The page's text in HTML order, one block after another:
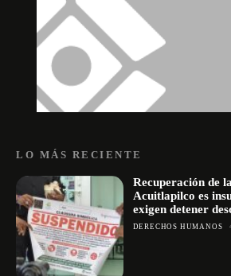
LO MÁS RECIENTE
Recuperación de
Acuitlapilco es
exigen detener
DERECHOS HUMANOS